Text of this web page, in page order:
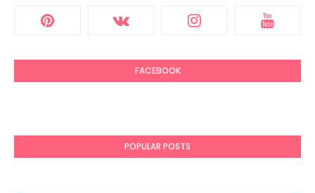
FACEBOOK
POPULAR POSTS